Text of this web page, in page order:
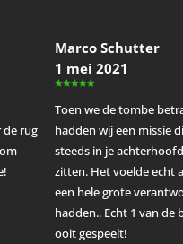
de rug
Marco Schutter
1 mei 2021
Toen we de tombe
hadden wij een missie
steeds in je
zitten. Het voelde echt
een hele grote
hadden.. Echt 1 van de
ooit gespeelt!